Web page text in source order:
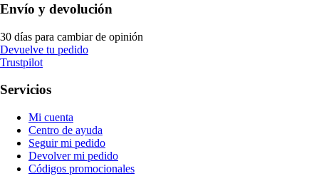
Envío y devolución
30 días para cambiar de opinión
Devuelve tu pedido
Trustpilot
Servicios
Mi cuenta
Centro de ayuda
Seguir mi pedido
Devolver mi pedido
Códigos promocionales